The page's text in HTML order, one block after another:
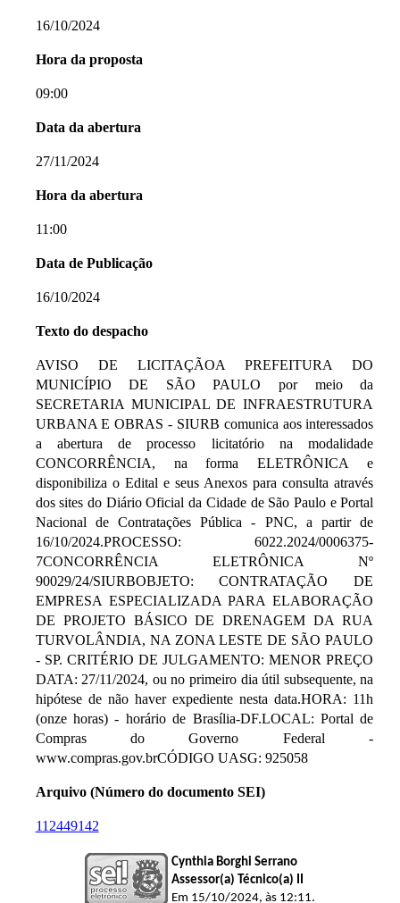
16/10/2024
Hora da proposta
09:00
Data da abertura
27/11/2024
Hora da abertura
11:00
Data de Publicação
16/10/2024
Texto do despacho
AVISO DE LICITAÇÃOA PREFEITURA DO
MUNICÍPIO DE SÃO PAULO por meio da
SECRETARIA MUNICIPAL DE INFRAESTRUTURA
URBANA E OBRAS - SIURB comunica aos interessados
a abertura de processo licitatório na modalidade
CONCORRÊNCIA, na forma ELETRÔNICA e
disponibiliza o Edital e seus Anexos para consulta através
dos sites do Diário Oficial da Cidade de São Paulo e Portal
Nacional de Contratações Pública - PNC, a partir de
16/10/2024.PROCESSO: 6022.2024/0006375-
7CONCORRÊNCIA ELETRÔNICA Nº
90029/24/SIURBOBJETO: CONTRATAÇÃO DE
EMPRESA ESPECIALIZADA PARA ELABORAÇÃO
DE PROJETO BÁSICO DE DRENAGEM DA RUA
TURVOLÂNDIA, NA ZONA LESTE DE SÃO PAULO
- SP. CRITÉRIO DE JULGAMENTO: MENOR PREÇO
DATA: 27/11/2024, ou no primeiro dia útil subsequente, na
hipótese de não haver expediente nesta data.HORA: 11h
(onze horas) - horário de Brasília-DF.LOCAL: Portal de
Compras do Governo Federal -
www.compras.gov.brCÓDIGO UASG: 925058
Arquivo (Número do documento SEI)
112449142
Cynthia Borghi Serrano
Assessor(a) Técnico(a) II
Em 15/10/2024, às 12:11.